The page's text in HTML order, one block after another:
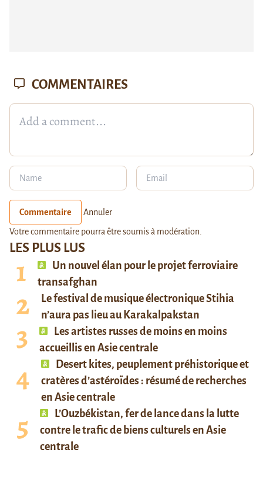
LES PLUS LUS
Un nouvel élan pour le projet ferroviaire
transafghan
Le festival de musique électronique Stihia
n’aura pas lieu au Karakalpakstan
Les artistes russes de moins en moins
accueillis en Asie centrale
Desert kites, peuplement préhistorique et
cratères d’astéroïdes : résumé de recherches
en Asie centrale
L’Ouzbékistan, fer de lance dans la lutte
contre le trafic de biens culturels en Asie
centrale
COMMENTAIRES
Commentaire Annuler
Votre commentaire pourra être soumis à modération.